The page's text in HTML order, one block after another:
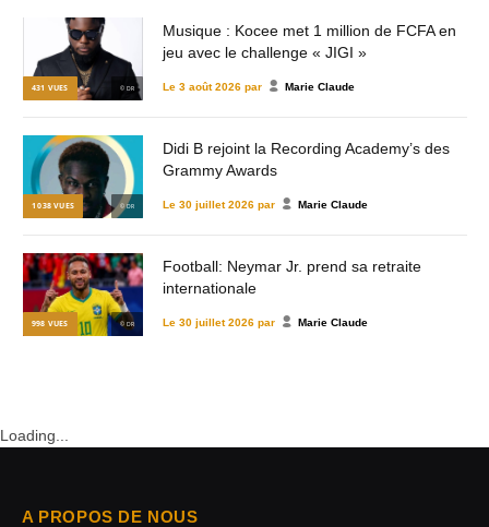
431 VUES © DR
Musique : Kocee met 1 million de FCFA en
jeu avec le challenge « JIGI »
Le 3 août 2026 par Marie Claude
1 038 VUES © DR
Didi B rejoint la Recording Academy’s des
Grammy Awards
Le 30 juillet 2026 par Marie Claude
998 VUES © DR
Football: Neymar Jr. prend sa retraite
internationale
Le 30 juillet 2026 par Marie Claude
Loading...
A PROPOS DE NOUS